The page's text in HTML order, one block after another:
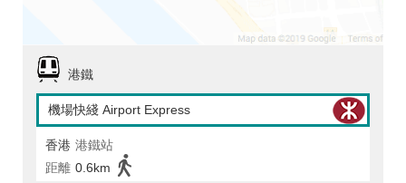
港鐵
機場快綫 Airport Express
香港 港鐵站
距離 0.6km